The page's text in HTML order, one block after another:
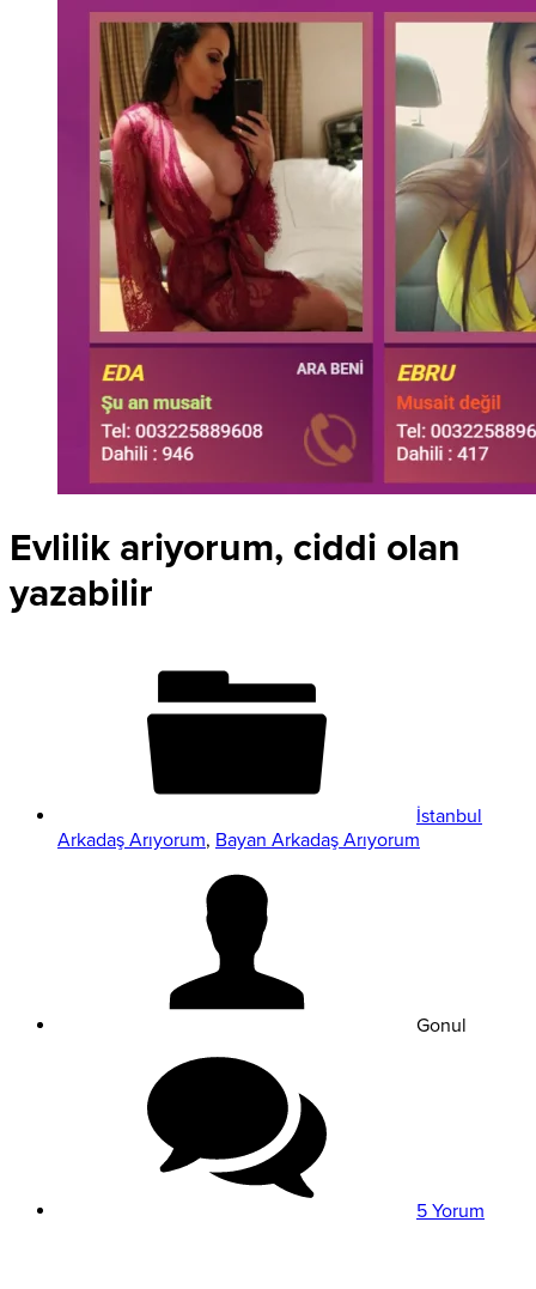
Evlilik ariyorum, ciddi olan
yazabilir
İstanbul
Arkadaş Arıyorum, Bayan Arkadaş Arıyorum
Gonul
5 Yorum